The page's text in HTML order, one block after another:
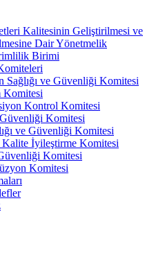
Kalitesinin Geliştirilmesi ve
Dair Yönetmelik
Birimi
Sağlığı ve Güvenliği Komitesi
Komitesi
Kontrol Komitesi
Komitesi
ve Güvenliği Komitesi
İyileştirme Komitesi
Komitesi
Komitesi